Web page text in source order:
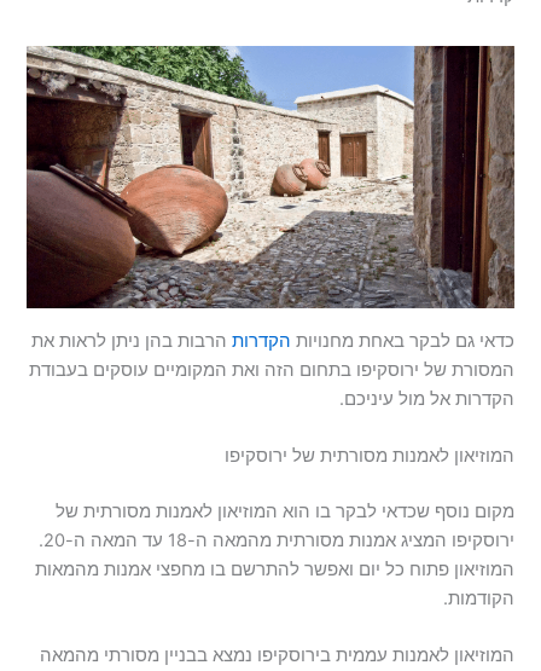
כדאי גם לבקר באחת מחנויות הקדרות הרבות בהן ניתן לראות את
המסורת של ירוסקיפו בתחום הזה ואת המקומיים עוסקים בעבודת
הקדרות אל מול עיניכם.
המוזיאון לאמנות מסורתית של ירוסקיפו
מקום נוסף שכדאי לבקר בו הוא המוזיאון לאמנות מסורתית של
ירוסקיפו המציג אמנות מסורתית מהמאה ה-18 עד המאה ה-20.
המוזיאון פתוח כל יום ואפשר להתרשם בו מחפצי אמנות מהמאות
הקודמות.
המוזיאון לאמנות עממית בירוסקיפו נמצא בבניין מסורתי מהמאה